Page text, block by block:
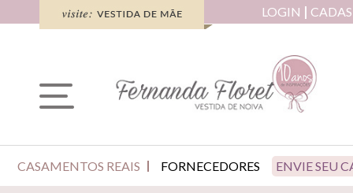
LOGIN
CASAMENTOS REAIS FORNECEDORES ENVIE SEU